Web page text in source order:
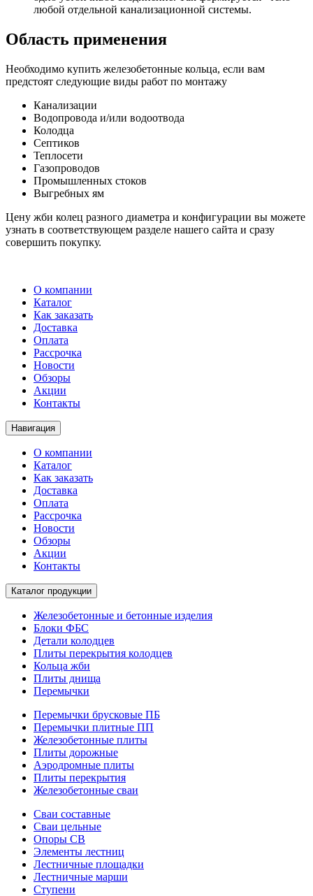
любой отдельной канализационной системы.
Область применения
Необходимо купить железобетонные кольца, если вам
предстоят следующие виды работ по монтажу
Канализации
Водопровода и/или водоотвода
Колодца
Септиков
Теплосети
Газопроводов
Промышленных стоков
Выгребных ям
Цену жби колец разного диаметра и конфигурации вы можете
узнать в соответствующем разделе нашего сайта и сразу
совершить покупку.
О компании
Каталог
Как заказать
Доставка
Оплата
Рассрочка
Новости
Обзоры
Акции
Контакты
Навигация
О компании
Каталог
Как заказать
Доставка
Оплата
Рассрочка
Новости
Обзоры
Акции
Контакты
Каталог продукции
Железобетонные и бетонные изделия
Блоки ФБС
Детали колодцев
Плиты перекрытия колодцев
Кольца жби
Плиты днища
Перемычки
Перемычки брусковые ПБ
Перемычки плитные ПП
Железобетонные плиты
Плиты дорожные
Аэродромные плиты
Плиты перекрытия
Железобетонные сваи
Сваи составные
Сваи цельные
Опоры СВ
Элементы лестниц
Лестничные площадки
Лестничные марши
Ступени